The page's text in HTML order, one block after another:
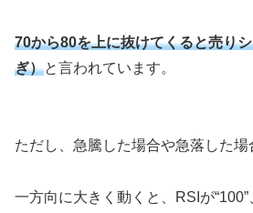
70から80を上に抜けてくると売り
ぎ）と言われています。
ただし、急騰した場合や急落した場
一方向に大きく動くと、RSIが“100”